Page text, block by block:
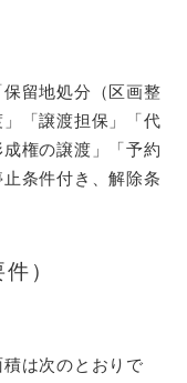
留地処分（区画整
「譲渡担保」「代
権の譲渡」「予約
条件付き、解除条
）
は次のとおりで